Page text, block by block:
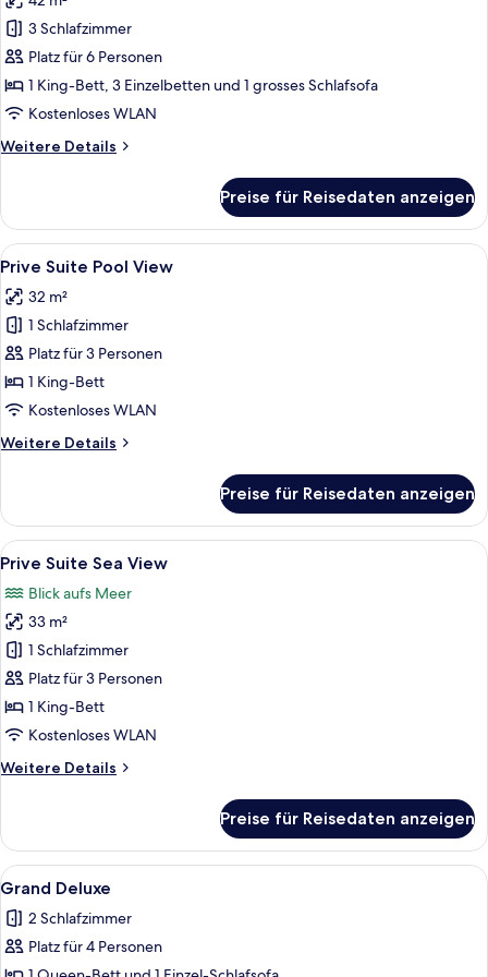
für
Grand
Suite
anzeigen
3 Schlafzimmer
Platz für 6 Personen
1 King-Bett, 3 Einzelbetten und 1 grosses Schlafsofa
Kostenloses WLAN
Weitere Details
Weitere
Suite
Preise für Reisedaten anzeigen
Alle
Fotos
für
Prive
Suite
Pool
View
Ein modernes Hotelzimmer mit
10
Prive Suite Pool View
32 m²
1 Schlafzimmer
Platz für 3 Personen
1 King-Bett
Kostenloses WLAN
Weitere Details
Weitere
Suite
Pool
View
Preise für Reisedaten anzeigen
Alle
Fotos
für
Prive
Suite
Sea
View
anzeigen
Ein modernes Hotelzimmer mit
11
Prive Suite Sea View
Blick aufs Meer
33 m²
1 Schlafzimmer
Platz für 3 Personen
1 King-Bett
Kostenloses WLAN
Weitere Details
Weitere
Suite
Sea
View
Preise für Reisedaten anzeigen
Alle
Fotos
für
Grand
Ein Poolbereich mit Liegestühlen,
7
Grand Deluxe
2 Schlafzimmer
Platz für 4 Personen